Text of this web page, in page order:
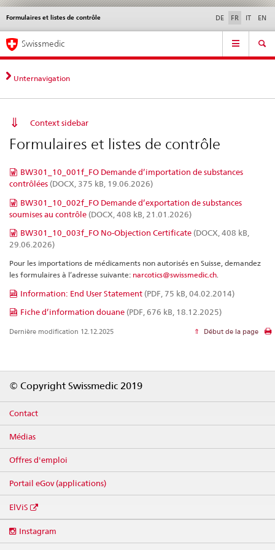
Navigation
directe:
actualités,
bases
contact
Actualités & Mises à
normes
Contact | Support &
aide
Formulaires et listes de contrôle DE FR IT EN
Service
Navigation
Swissmedic
Unternavigation
Context sidebar
Formulaires et listes de contrôle
BW301_10_001f_FO Demande d’importation de substances
contrôlées (DOCX, 375 kB, 19.06.2026)
BW301_10_002f_FO Demande d’exportation de substances
soumises au contrôle (DOCX, 408 kB, 21.01.2026)
BW301_10_003f_FO No-Objection Certificate (DOCX, 408 kB,
29.06.2026)
Pour les importations de médicaments non autorisés en Suisse, demandez
les formulaires à l’adresse suivante: narcotics@swissmedic.ch.
Information: End User Statement (PDF, 75 kB, 04.02.2014)
Fiche d’information douane (PDF, 676 kB, 18.12.2025)
Dernière modification 12.12.2025 Début de la page
© Copyright Swissmedic 2019
Contact
Médias
Offres d'emploi
Portail eGov (applications)
ElViS
media
Instagram